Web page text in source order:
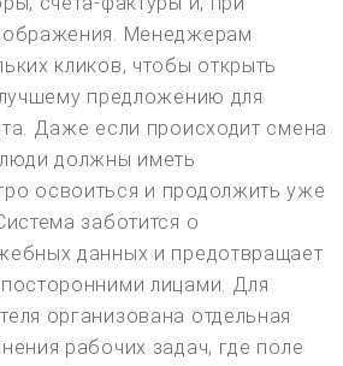
Менеджерам
кликов, чтобы открыть
предложению для
Даже если происходит смена
должны иметь
освоиться и продолжить уже
заботится о
данных и предотвращает
лицами. Для
организована отдельная
рабочих задач, где поле